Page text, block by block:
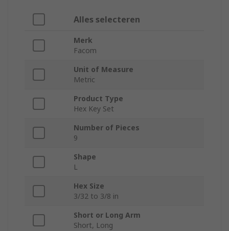
Alles selecteren
Merk
Facom
Unit of Measure
Metric
Product Type
Hex Key Set
Number of Pieces
9
Shape
L
Hex Size
3/32 to 3/8 in
Short or Long Arm
Short, Long